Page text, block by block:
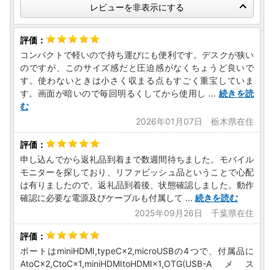
レビューを非表示にする
コンパクトで軽いので持ち運びにも便利です。デスクが狭い
のですが、このサイズ感だと圧迫感がなくちょうど良いで
す。使わないときは小さく収まる点もすごく重宝していま
す。画面が暗いので毎回明るくしてから使用し ... 続きを読
む
2026年01月07日 栃木県在住
申し込んでから返礼品到着まで数週間待ちました。モバイル
モニターを探しており、リファビッシュ品ということで心配
は有りましたので、返礼品到着後、状態確認しました。動作
確認に必要な電源及びケーブルも付属して ... 続きを読む
2025年09月26日 千葉県在住
ポートはminiHDMI,typeC×2,microUSBの4つで、付属品に
AtoC×2,CtoC×1,miniHDMItoHDMI×1,OTG(USB-Aメス